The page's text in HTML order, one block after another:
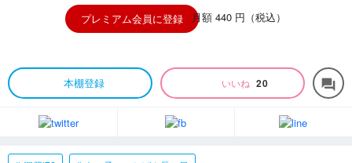
プレミアム会員に登録 月額 440 円（税込）
本棚登録 いいね 20 forum